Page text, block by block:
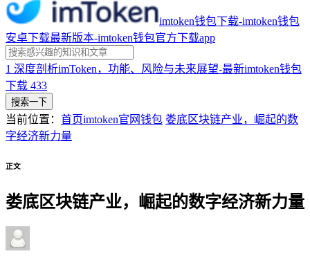
imtoken钱包下载-imtoken钱包
安卓下载最新版本-imtoken钱包官方下载app
1 深度剖析imToken，功能、风险与未来展望-最新imtoken钱包
下载 433
搜索一下
当前位置： 首页imtoken官网钱包 娄底区块链产业，崛起的数
字经济新力量
正文
娄底区块链产业，崛起的数字经济新力量